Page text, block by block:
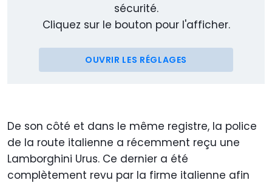
sécurité.
Cliquez sur le bouton pour l'afficher.
OUVRIR LES RÉGLAGES
De son côté et dans le même registre, la police
de la route italienne a récemment reçu une
Lamborghini Urus. Ce dernier a été
complètement revu par la firme italienne afin